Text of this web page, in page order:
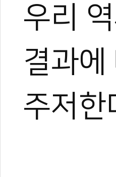
우리
결과에
주저한